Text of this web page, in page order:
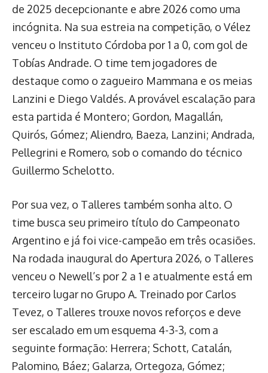
de 2025 decepcionante e abre 2026 como uma
incógnita. Na sua estreia na competição, o Vélez
venceu o Instituto Córdoba por 1 a 0, com gol de
Tobías Andrade. O time tem jogadores de
destaque como o zagueiro Mammana e os meias
Lanzini e Diego Valdés. A provável escalação para
esta partida é Montero; Gordon, Magallán,
Quirós, Gómez; Aliendro, Baeza, Lanzini; Andrada,
Pellegrini e Romero, sob o comando do técnico
Guillermo Schelotto.
Por sua vez, o Talleres também sonha alto. O
time busca seu primeiro título do Campeonato
Argentino e já foi vice-campeão em três ocasiões.
Na rodada inaugural do Apertura 2026, o Talleres
venceu o Newell’s por 2 a 1 e atualmente está em
terceiro lugar no Grupo A. Treinado por Carlos
Tevez, o Talleres trouxe novos reforços e deve
ser escalado em um esquema 4-3-3, com a
seguinte formação: Herrera; Schott, Catalán,
Palomino, Báez; Galarza, Ortegoza, Gómez;